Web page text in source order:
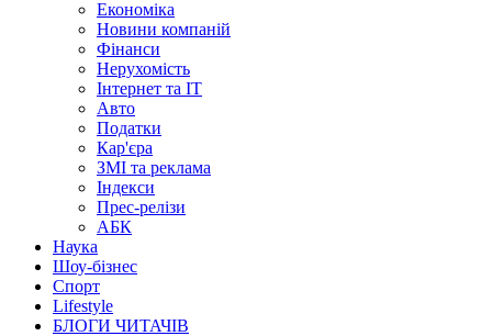
Економіка
Новини компаній
Фінанси
Нерухомість
Інтернет та IT
Авто
Податки
Кар'єра
ЗМІ та реклама
Індекси
Прес-релізи
АБК
Наука
Шоу-бізнес
Спорт
Lifestyle
БЛОГИ ЧИТАЧІВ